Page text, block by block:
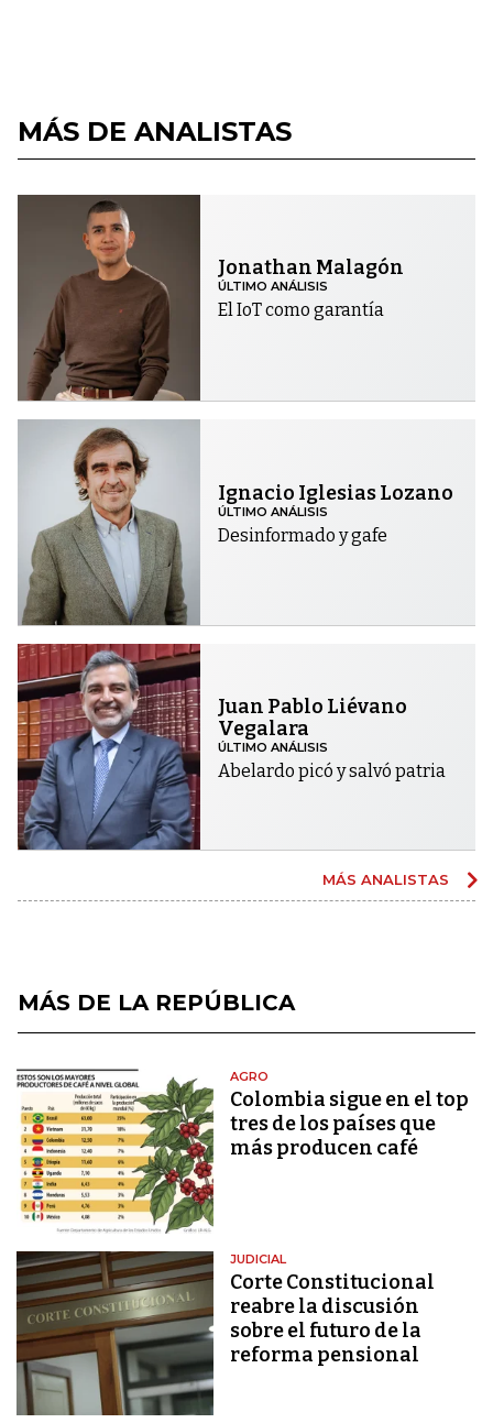
MÁS DE ANALISTAS
Jonathan Malagón
ÚLTIMO ANÁLISIS
El IoT como garantía
Ignacio Iglesias Lozano
ÚLTIMO ANÁLISIS
Desinformado y gafe
Juan Pablo Liévano
Vegalara
ÚLTIMO ANÁLISIS
Abelardo picó y salvó patria
MÁS ANALISTAS
MÁS DE LA REPÚBLICA
AGRO
Colombia sigue en el top
tres de los países que
más producen café
JUDICIAL
Corte Constitucional
reabre la discusión
sobre el futuro de la
reforma pensional